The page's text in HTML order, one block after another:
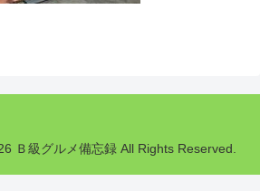
Ｂ級グルメ備忘録 All Rights Reserved.